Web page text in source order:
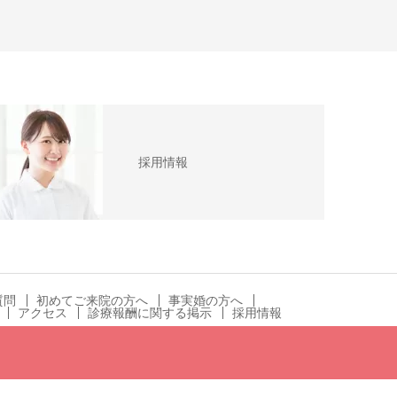
採用情報
問 初めてご来院の方へ
事実婚の方へ
アクセス 診療報酬に関する掲示 採用情報